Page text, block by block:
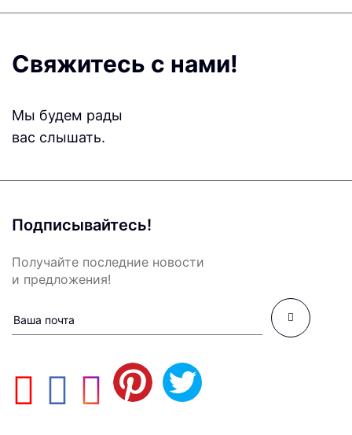
Свяжитесь с нами!
Мы будем рады
вас слышать.
Подписывайтесь!
Получайте последние новости
и предложения!